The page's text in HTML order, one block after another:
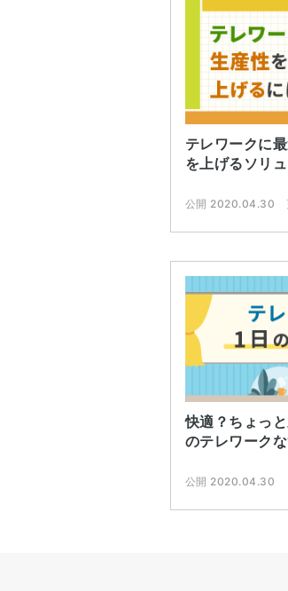
テレワークに
を上げるソリ
公開 2020.04.30
快適？ちょっ
のテレワーク
公開 2020.04.30